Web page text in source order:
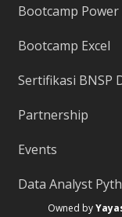
Bootcamp Power
Bootcamp Excel
Sertifikasi BNSP
Partnership
Events
Data Analyst
Owned by